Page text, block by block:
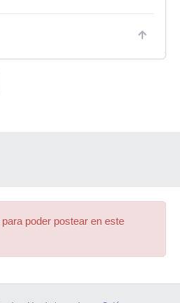
para poder postear en este